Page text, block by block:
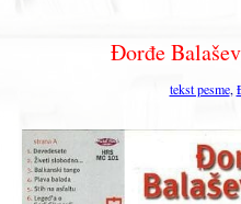
Đorđe
tekst pesme,